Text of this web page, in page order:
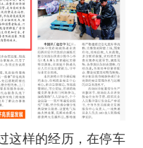
这样的经历，在停车